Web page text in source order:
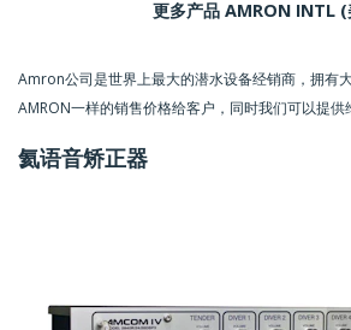
更多产品 AMRON INTL (
Amron公司是世界上最大的潜水设备经销商，拥有
AMRON一样的销售价格给客户，同时我们可以提供
氦语音矫正器